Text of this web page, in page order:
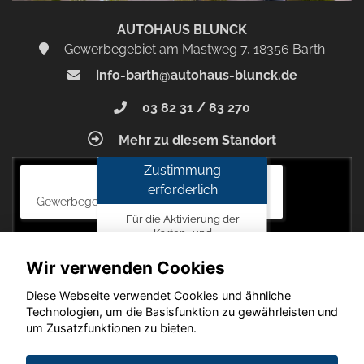
AUTOHAUS BLUNCK
Gewerbegebiet am Mastweg 7, 18356 Barth
info-barth@autohaus-blunck.de
03 82 31 / 83 270
Mehr zu diesem Standort
Autohaus Blunck
Gewerbegebiet am Mastweg 7, 18356 Barth
Zustimmung
erforderlich
Für die Aktivierung der
Karten- und
Zustimmung zu den
Datenschutzrichtlinien vom
Drittanbieter Google LLC
erforderlich.
Zustimmen
und
Wir verwenden Cookies
Diese Webseite verwendet Cookies und ähnliche
Technologien, um die Basisfunktion zu gewährleisten und
um Zusatzfunktionen zu bieten.